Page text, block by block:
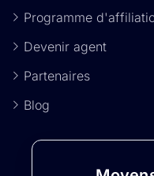
Programme
Devenir agent
Partenaires
Blog